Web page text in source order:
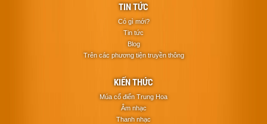
TIN TỨC
Có gì mới?
Tin tức
Blog
Trên các phương tiện truyền thông
KIẾN THỨC
Múa cổ điển Trung Hoa
Âm nhạc
Thanh nhạc